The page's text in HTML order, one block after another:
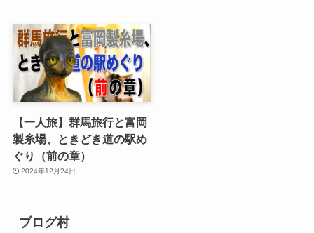
【一人旅】群馬旅行と富岡
製糸場、ときどき道の駅め
ぐり（前の章）
2024年12月24日
ブログ村